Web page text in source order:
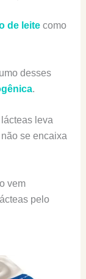
de leitecomo
desses
.
leva
se encaixa
vem
pelo